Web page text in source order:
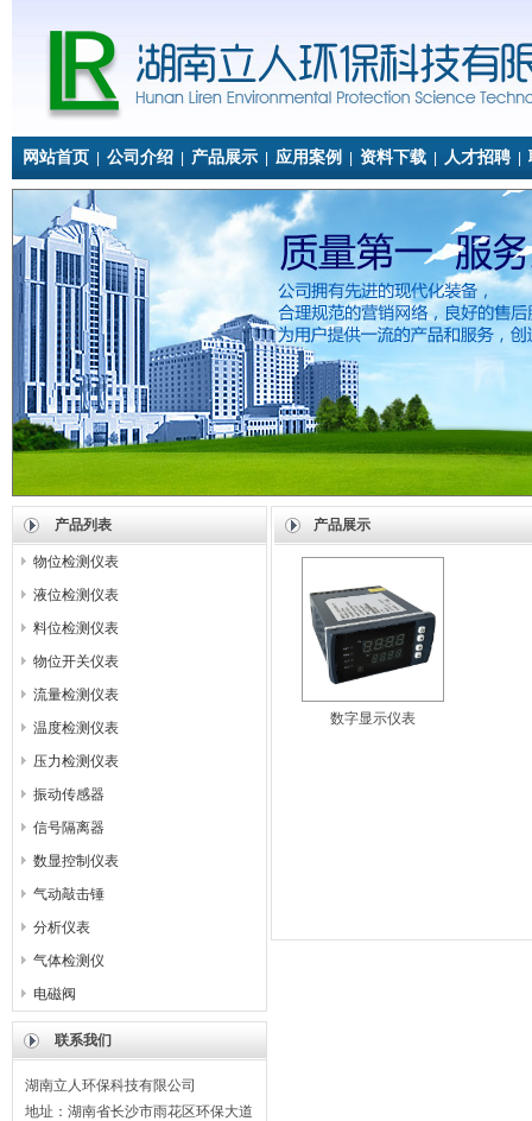
网站首页 公司介绍 产品展示 应用案例 资料下载 人才招聘
产品列表
物位检测仪表
液位检测仪表
料位检测仪表
物位开关仪表
流量检测仪表
温度检测仪表
压力检测仪表
振动传感器
信号隔离器
数显控制仪表
气动敲击锤
分析仪表
气体检测仪
电磁阀
联系我们
湖南立人环保科技有限公司
地址：湖南省长沙市雨花区环保大道
产品展示
数字显示仪表